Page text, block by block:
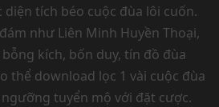
diện tích béo cuộc đùa lôi cuốn.
như Liên Minh Huyền Thoại,
kích, bốn duy, tín đồ đùa
thể download lọc 1 vài cuộc đùa
tuyển mộ với đặt cược.